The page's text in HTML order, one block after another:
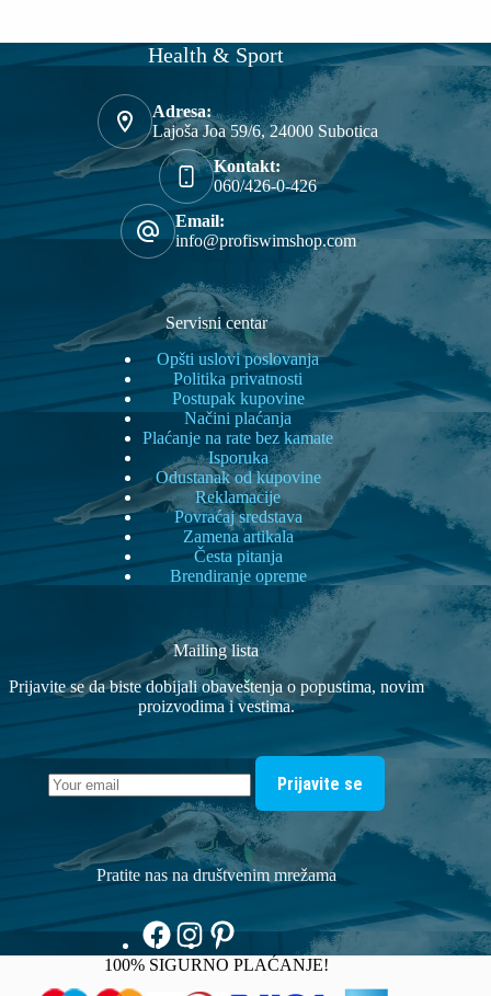
Health & Sport
Adresa:
Lajoša Joa 59/6, 24000 Subotica
Kontakt:
060/426-0-426
Email:
info@profiswimshop.com
Servisni centar
Opšti uslovi poslovanja
Politika privatnosti
Postupak kupovine
Načini plaćanja
Plaćanje na rate bez kamate
Isporuka
Odustanak od kupovine
Reklamacije
Povraćaj sredstava
Zamena artikala
Česta pitanja
Brendiranje opreme
Mailing lista
Prijavite se da biste dobijali obaveštenja o popustima, novim
proizvodima i vestima.
Prijavite se
Pratite nas na društvenim mrežama
100% SIGURNO PLAĆANJE!